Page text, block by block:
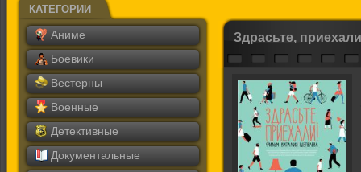
КАТЕГОРИИ
Аниме
Боевики
Вестерны
Военные
Детективные
Документальные
Здрасьте,